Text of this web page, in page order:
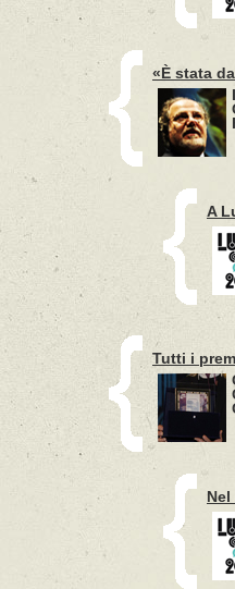
«È stata
A
Tutti i